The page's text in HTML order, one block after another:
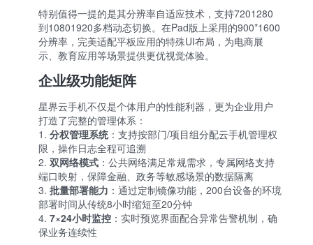
特别值得一提的是其分辨率自适应技术，支持7201280
到10801920多档动态切换。在Pad版上采用的900*1600
分辨率，完美适配平板应用的特殊UI布局，为电商展
示、教育应用等场景提供更优视觉体验。
企业级功能矩阵
星界云手机不仅是个体用户的性能利器，更为企业用户
打造了完整的管理体系：
1. 分权管理系统：支持按部门/项目组分配云手机管理权
限，操作日志全程可追溯
2. 双网络模式 ：公共网络满足常规需求，专属网络支持
端口映射，保障金融、政务等敏感场景的数据隔离
3. 批量部署能力 ：通过定制镜像功能，200台设备的环境
部署时间从传统8小时缩短至20分钟
4. 7×24小时监控 ：实时预览界面配合异常告警机制，确
保业务连续性